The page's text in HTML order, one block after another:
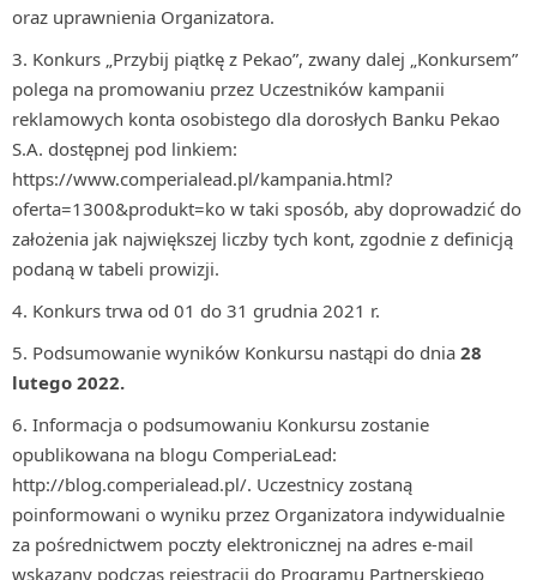
oraz uprawnienia Organizatora.
Konkurs „Przybij piątkę z Pekao”, zwany dalej „Konkursem”
polega na promowaniu przez Uczestników kampanii
reklamowych konta osobistego dla dorosłych Banku Pekao
S.A. dostępnej pod linkiem:
https://www.comperialead.pl/kampania.html?
oferta=1300&produkt=ko w taki sposób, aby doprowadzić do
założenia jak największej liczby tych kont, zgodnie z definicją
podaną w tabeli prowizji.
Konkurs trwa od 01 do 31 grudnia 2021 r.
Podsumowanie wyników Konkursu nastąpi do dnia 28
lutego 2022.
Informacja o podsumowaniu Konkursu zostanie
opublikowana na blogu ComperiaLead:
http://blog.comperialead.pl/. Uczestnicy zostaną
poinformowani o wyniku przez Organizatora indywidualnie
za pośrednictwem poczty elektronicznej na adres e-mail
wskazany podczas rejestracji do Programu Partnerskiego